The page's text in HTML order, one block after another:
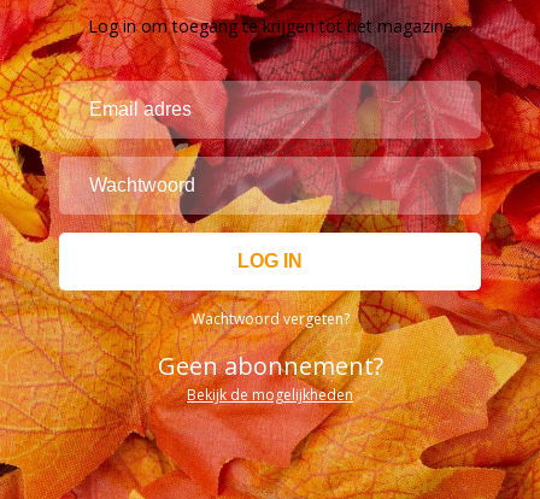
Log in om toegang te krijgen tot het magazine
Wachtwoord vergeten?
Geen abonnement?
Bekijk de mogelijkheden